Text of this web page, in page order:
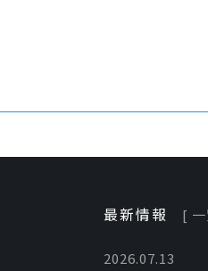
最新情報 [
2026.07.13